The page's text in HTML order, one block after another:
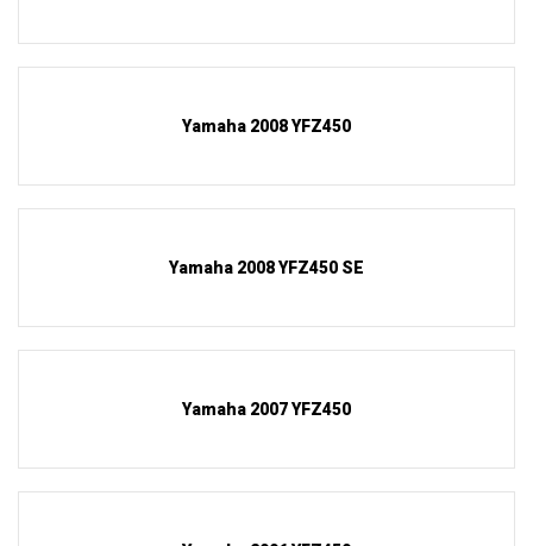
Yamaha 2008 YFZ450
Yamaha 2008 YFZ450 SE
Yamaha 2007 YFZ450